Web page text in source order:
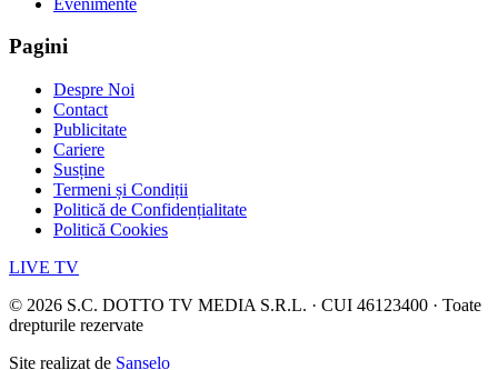
Pagini
Despre Noi
Contact
Publicitate
Cariere
Susține
Termeni și Condiții
Politică de Confidențialitate
Politică Cookies
LIVE TV
© 2026 S.C. DOTTO TV MEDIA S.R.L. · CUI 46123400 · Toate
drepturile rezervate
Site realizat de Sanselo